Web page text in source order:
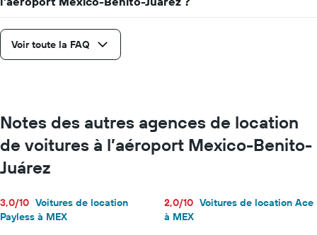
Voir toute la FAQ
Notes des autres agences de location
de voitures à l’aéroport Mexico-Benito-
Juárez
3,0/10 Voitures de location
Payless à MEX
2,0/10 Voitures de location Ace
à MEX